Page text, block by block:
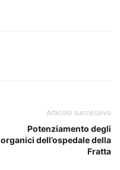
Articolo successivo
Potenziamento degli
organici dell’ospedale della
Fratta